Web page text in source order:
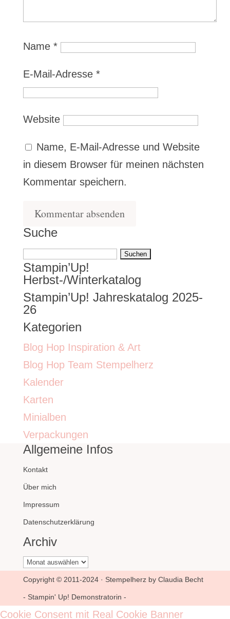
Name *
E-Mail-Adresse *
Website
Name, E-Mail-Adresse und Website
in diesem Browser für meinen nächsten
Kommentar speichern.
Suche
Suchen
nach:
Stampin’Up!
Herbst-/Winterkatalog
Stampin’Up! Jahreskatalog 2025-
26
Kategorien
Blog Hop Inspiration & Art
Blog Hop Team Stempelherz
Kalender
Karten
Minialben
Verpackungen
Allgemeine Infos
Kontakt
Über mich
Impressum
Datenschutzerklärung
Archiv
Archiv
Copyright © 2011-2024 · Stempelherz by Claudia Becht
- Stampin' Up! Demonstratorin -
Cookie Consent mit Real Cookie Banner